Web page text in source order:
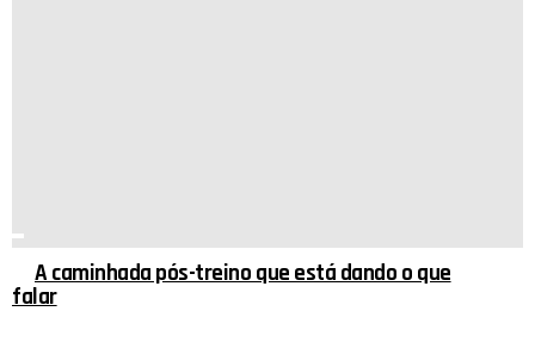
A caminhada pós-treino que está dando o que
falar